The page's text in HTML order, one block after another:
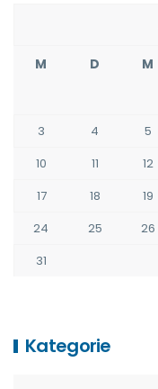
M D M
3
4 5
10
11 12
17
18 19
24
25 26
31
Kategorie